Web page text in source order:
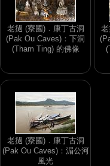
老撾 (寮國)．康丁古洞
(Pak Ou Caves)：下洞
(Tham Ting) 的佛像
老撾 (寮國)．康丁古洞
(Pak Ou Caves)：湄公河
風光